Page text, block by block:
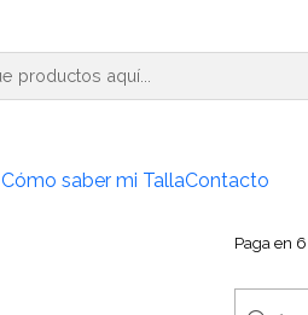
Cómo saber mi TallaContacto
|
Paga en